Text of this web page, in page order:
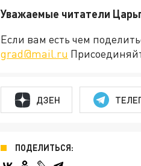
Уважаемые читатели
Если вам есть чем
grad@mail.ru
ДЗЕН
ПОДЕЛИТЬСЯ: